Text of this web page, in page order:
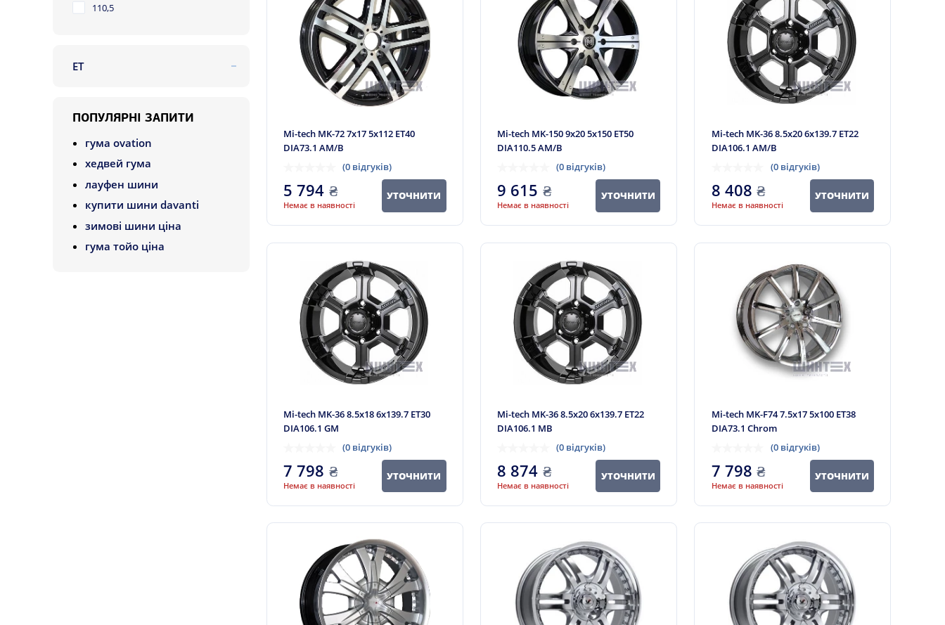
Disla
Dotz
FJB
110,5
ET
22
25
30
35
38
42
ПОПУЛЯРНІ ЗАПИТИ
гума ovation
хедвей гума
лауфен шини
купити шини davanti
зимові шини ціна
гума тойо ціна
Mi-tech MK-72 7x17 5x112 ET40
DIA73.1 AM/B
(0 відгуків)
5 794 ₴
Немає в наявності
УТОЧНИТИ
Mi-tech MK-150 9x20 5x150 ET50
DIA110.5 AM/B
(0 відгуків)
9 615 ₴
Немає в наявності
УТОЧНИТИ
Mi-tech MK-36 8.5x20 6x139.7 ET22
DIA106.1 AM/B
(0 відгуків)
8 408 ₴
Немає в наявності
УТОЧНИТИ
Mi-tech MK-36 8.5x18 6x139.7 ET30
DIA106.1 GM
(0 відгуків)
7 798 ₴
Немає в наявності
УТОЧНИТИ
Mi-tech MK-36 8.5x20 6x139.7 ET22
DIA106.1 MB
(0 відгуків)
8 874 ₴
Немає в наявності
УТОЧНИТИ
Mi-tech MK-F74 7.5x17 5x100 ET38
DIA73.1 Chrom
(0 відгуків)
7 798 ₴
Немає в наявності
УТОЧНИТИ